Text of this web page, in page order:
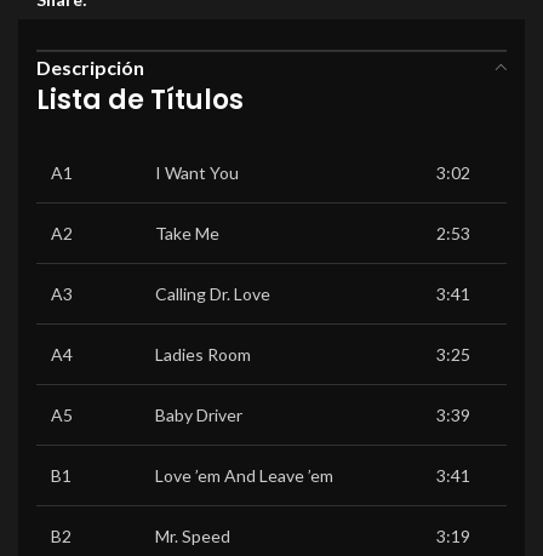
Descripción
Lista de Títulos
A1 I Want You 3:02
A2 Take Me 2:53
A3 Calling Dr. Love 3:41
A4 Ladies Room 3:25
A5 Baby Driver 3:39
B1 Love ’em And Leave ’em 3:41
B2 Mr. Speed 3:19